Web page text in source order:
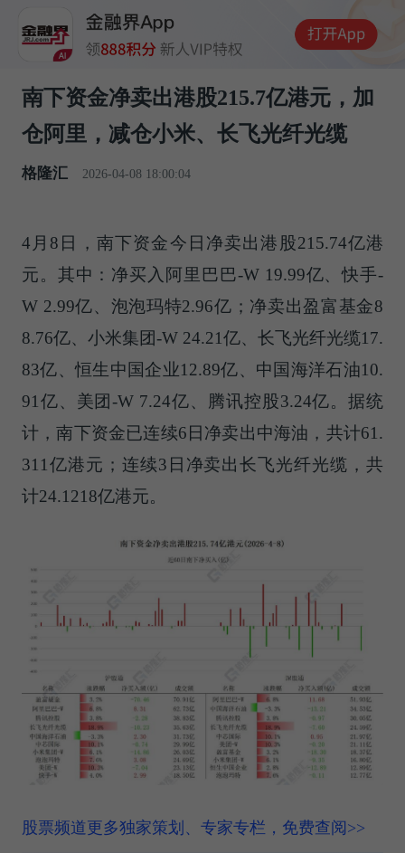
南下资金净卖出港股215.7亿港元，加
仓阿里，减仓小米、长飞光纤光缆
格隆汇 2026-04-08 18:00:04
4月8日，南下资金今日净卖出港股215.74亿港
元。其中：净买入阿里巴巴-W 19.99亿、快手-
W 2.99亿、泡泡玛特2.96亿；净卖出盈富基金8
8.76亿、小米集团-W 24.21亿、长飞光纤光缆17.
83亿、恒生中国企业12.89亿、中国海洋石油10.
91亿、美团-W 7.24亿、腾讯控股3.24亿。据统
计，南下资金已连续6日净卖出中海油，共计61.
311亿港元；连续3日净卖出长飞光纤光缆，共
计24.1218亿港元。
股票频道更多独家策划、专家专栏，免费查阅>>